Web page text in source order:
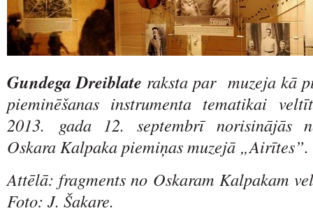
Gundega Dreiblate raksta par muzeja kā
pieminēšanas instrumenta tematikai
2013. gada 12. septembrī norisinājās
Oskara Kalpaka piemiņas muzejā „Airītes”.
Attēlā: fragments no Oskaram Kalpakam
Foto: J. Šakare.